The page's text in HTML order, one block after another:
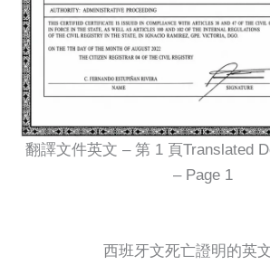
翻譯文件英文 – 第 1 頁Translated
– Page 1
西班牙文死亡證明的英